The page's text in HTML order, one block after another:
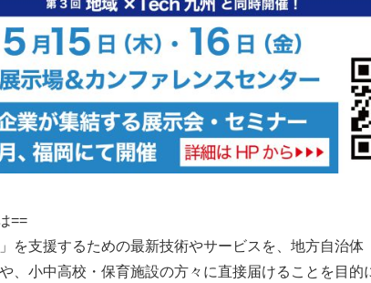
==
」を支援するための最新技術やサービスを、地方自治
、小中高校・保育施設の方々に直接届けることを目的